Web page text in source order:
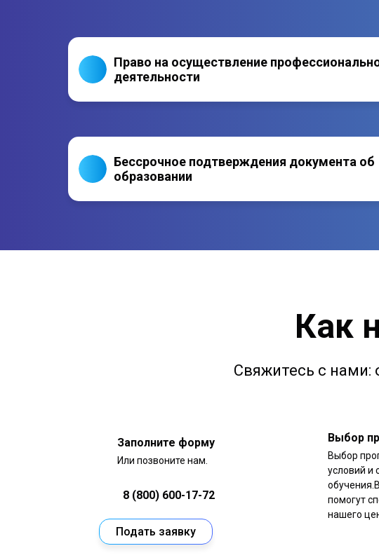
Право на осуществление
деятельности
Бессрочное подтверждения документа об
образовании
Как
Свяжитесь с нами:
Заполните форму
Или позвоните нам.
8 (800) 600-17-72
Подать заявку
Выбор
Выбор
условий и
помогут
нашего